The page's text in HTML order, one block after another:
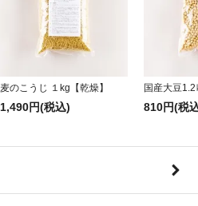
麦のこうじ １kg【乾燥】
1,490円(税込)
国産大豆1.2
810円(税